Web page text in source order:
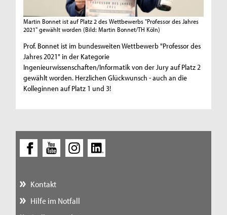
Martin Bonnet ist auf Platz 2 des Wettbewerbs "Professor des Jahres
2021" gewählt worden (Bild: Martin Bonnet/TH Köln)
Prof. Bonnet ist im bundesweiten Wettbewerb "Professor des
Jahres 2021" in der Kategorie
Ingenieurwissenschaften/Informatik von der Jury auf Platz 2
gewählt worden. Herzlichen Glückwunsch - auch an die
Kolleginnen auf Platz 1 und 3!
Kontakt
Hilfe im Notfall